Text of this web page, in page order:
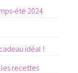
été 2024
idéal !
recettes